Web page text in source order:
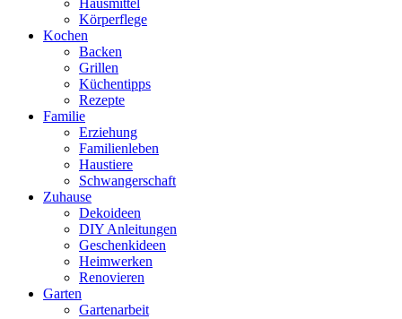
Hausmittel
Körperflege
Kochen
Backen
Grillen
Küchentipps
Rezepte
Familie
Erziehung
Familienleben
Haustiere
Schwangerschaft
Zuhause
Dekoideen
DIY Anleitungen
Geschenkideen
Heimwerken
Renovieren
Garten
Gartenarbeit